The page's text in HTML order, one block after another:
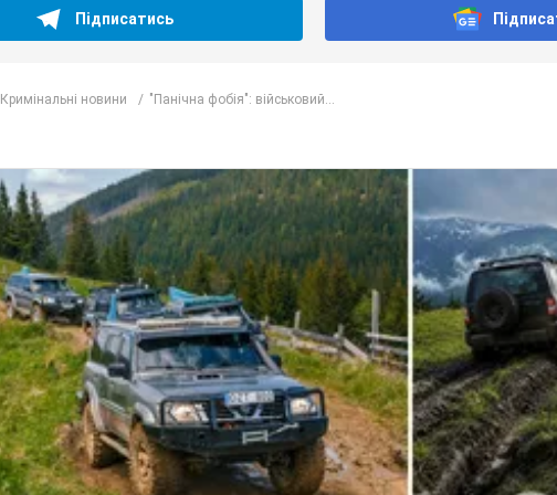
Підписатись
Кримінальні новини "Панічна фобія": військовий...